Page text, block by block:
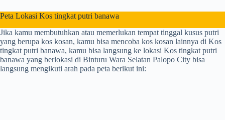
Peta Lokasi Kos tingkat putri banawa
Jika kamu membutuhkan atau memerlukan tempat tinggal kusus putri
yang berupa kos kosan, kamu bisa mencoba kos kosan lainnya di Kos
tingkat putri banawa, kamu bisa langsung ke lokasi Kos tingkat putri
banawa yang berlokasi di Binturu Wara Selatan Palopo City bisa
langsung mengikuti arah pada peta berikut ini: